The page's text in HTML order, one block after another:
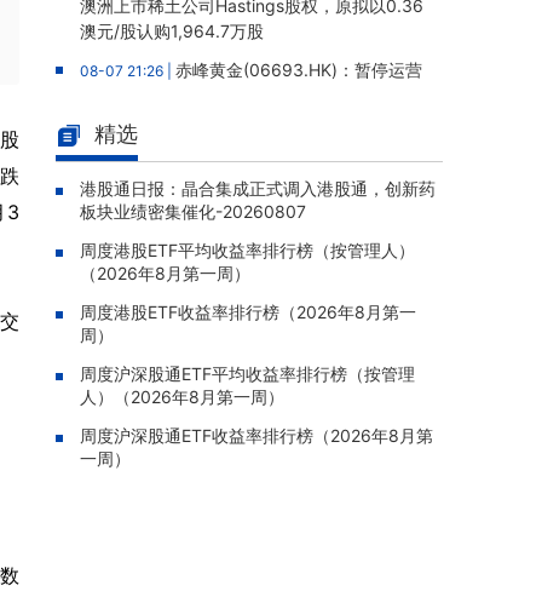
3
澳洲上市稀土公司Hastings股权，原拟以0.36
澳元/股认购1,964.7万股
08-07 21:26 | 赤峰黄金(06693.HK)：暂停运营
人民币5,406万元
08-07 20:07 |灵宝黄金(03330.HK)：新疆哈巴
河勘查取得重大进展，保有金金属量由13.20吨
跃升至53.94吨
08-07 20:04 |迅策(03317.HK)：与天合算力订
立战略合作备忘，共探能源垂类大模型与Toke
n工厂商业化
08-07 20:02 |
中国泛半导体IMSS市场排名第三
08-07 19:47 | 浙能迈领绿航二次递表港交所，为
全球领先的绿色航运设备和系统提供商
08-07 19:09 |
精选
港股通日报：晶合集成正式调入港股通，创新药
板块业绩密集催化-20260807
周度港股ETF平均收益率排行榜（按管理人）
（2026年8月第一周）
周度港股ETF收益率排行榜（2026年8月第一
周）
周度沪深股通ETF平均收益率排行榜（按管理
人）（2026年8月第一周）
周度沪深股通ETF收益率排行榜（2026年8月第
一周）